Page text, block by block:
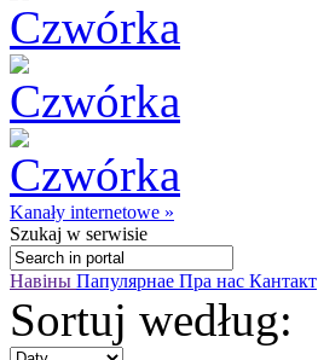
Kanały internetowe »
Szukaj w serwisie
Навіны Папулярнае Пра нас Кантакт
Sortuj według: